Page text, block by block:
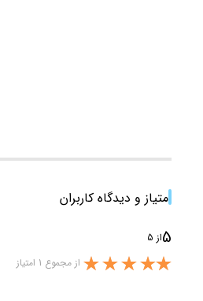
امتیاز و دیدگاه کاربران
5از 5
از مجموع 1 امتیاز